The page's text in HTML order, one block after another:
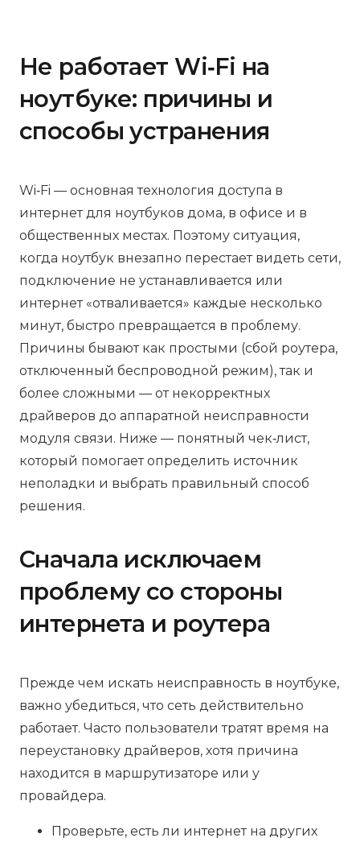
Не работает Wi‑Fi на
ноутбуке: причины и
способы устранения
Wi‑Fi — основная технология доступа в
интернет для ноутбуков дома, в офисе и в
общественных местах. Поэтому ситуация,
когда ноутбук внезапно перестает видеть сети,
подключение не устанавливается или
интернет «отваливается» каждые несколько
минут, быстро превращается в проблему.
Причины бывают как простыми (сбой роутера,
отключенный беспроводной режим), так и
более сложными — от некорректных
драйверов до аппаратной неисправности
модуля связи. Ниже — понятный чек‑лист,
который помогает определить источник
неполадки и выбрать правильный способ
решения.
Сначала исключаем
проблему со стороны
интернета и роутера
Прежде чем искать неисправность в ноутбуке,
важно убедиться, что сеть действительно
работает. Часто пользователи тратят время на
переустановку драйверов, хотя причина
находится в маршрутизаторе или у
провайдера.
Проверьте, есть ли интернет на других